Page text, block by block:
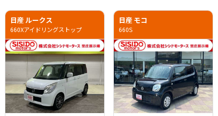
日産 ルークス
660Xアイドリングストップ
日産 モコ
660S